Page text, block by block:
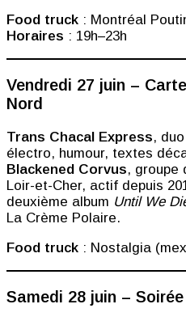
Food truck : Montréal
Horaires : 19h–23h
Vendredi 27 juin –
Nord
Trans Chacal Express,
électro, humour, textes
Blackened Corvus, groupe
Loir-et-Cher, actif depuis
deuxième album Until We
La Crème Polaire.
Food truck : Nostalgia
Samedi 28 juin –